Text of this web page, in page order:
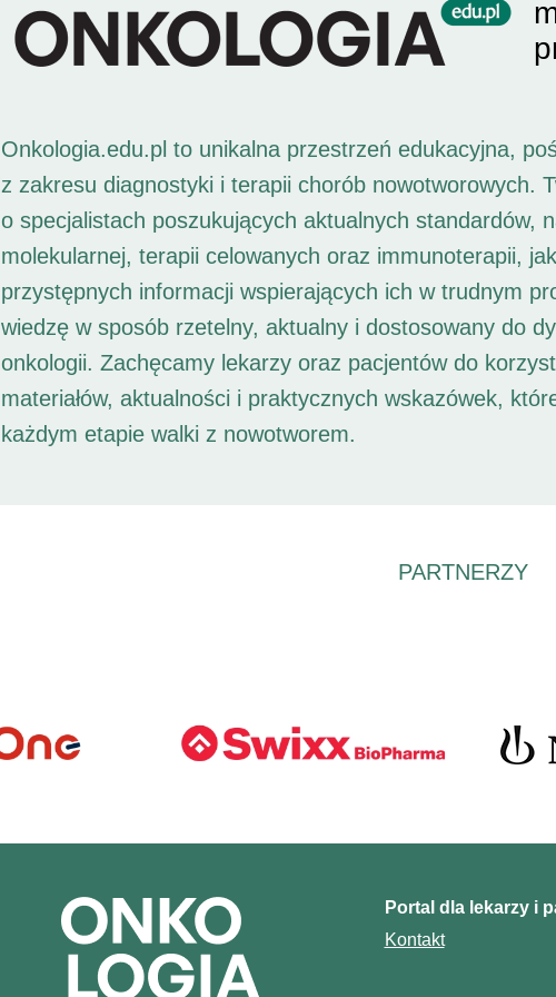
Onkologia.edu.pl to unikalna przestrzeń edukacyjna,
z zakresu diagnostyki i terapii chorób nowotworowych.
o specjalistach poszukujących aktualnych standardów,
molekularnej, terapii celowanych oraz immunoterapii,
przystępnych informacji wspierających ich w trudnym
wiedzę w sposób rzetelny, aktualny i dostosowany do
onkologii. Zachęcamy lekarzy oraz pacjentów do
materiałów, aktualności i praktycznych wskazówek,
każdym etapie walki z nowotworem.
PARTNERZY
Portal dla lekarzy i
Kontakt